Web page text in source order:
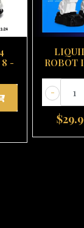
8 -
ROBOT
-